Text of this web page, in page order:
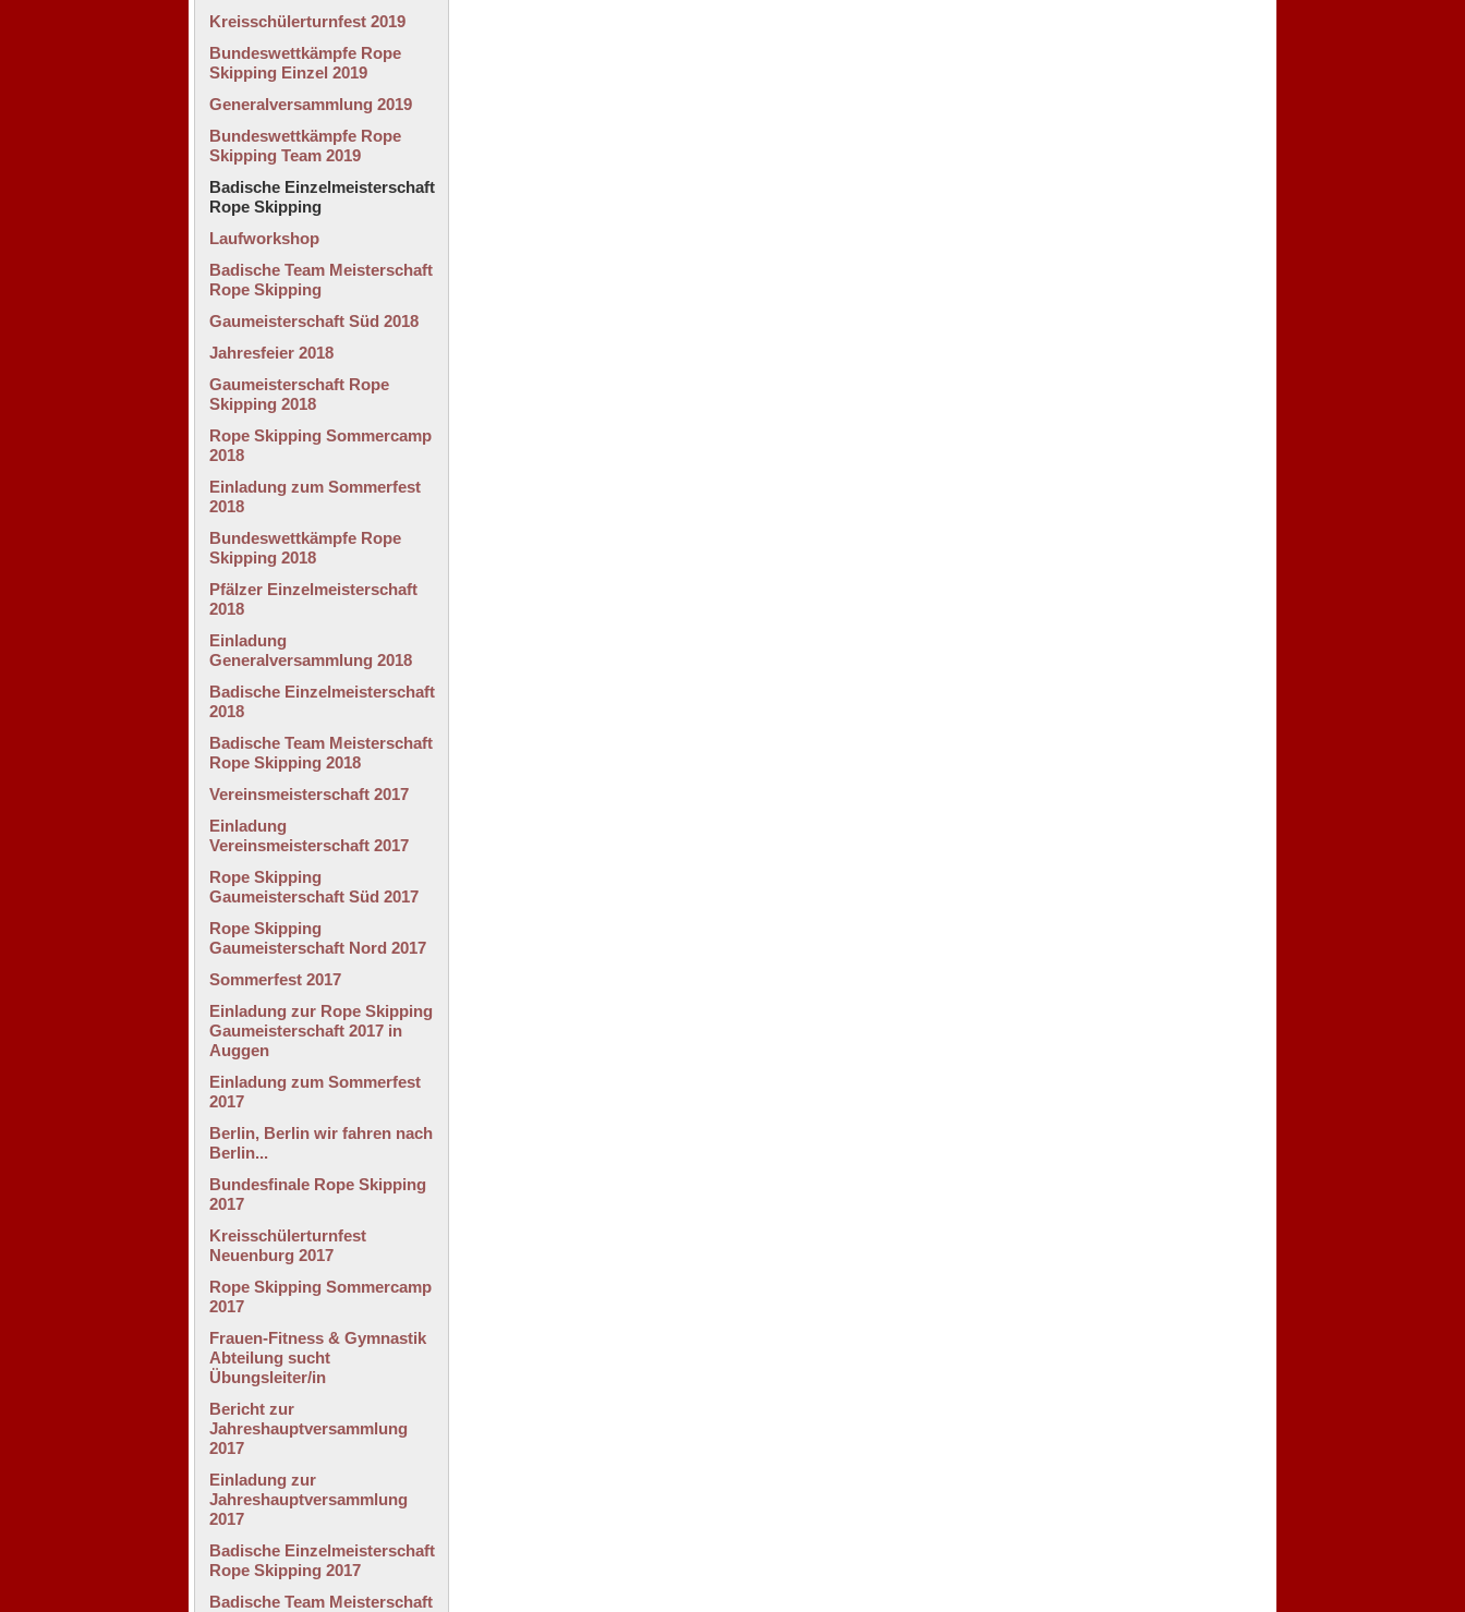
Kreisschülerturnfest 2019
Bundeswettkämpfe Rope
Skipping Einzel 2019
Generalversammlung 2019
Bundeswettkämpfe Rope
Skipping Team 2019
Badische Einzelmeisterschaft
Rope Skipping
Laufworkshop
Badische Team Meisterschaft
Rope Skipping
Gaumeisterschaft Süd 2018
Jahresfeier 2018
Gaumeisterschaft Rope
Skipping 2018
Rope Skipping Sommercamp
2018
Einladung zum Sommerfest
2018
Bundeswettkämpfe Rope
Skipping 2018
Pfälzer Einzelmeisterschaft
2018
Einladung
Generalversammlung 2018
Badische Einzelmeisterschaft
2018
Badische Team Meisterschaft
Rope Skipping 2018
Vereinsmeisterschaft 2017
Einladung
Vereinsmeisterschaft 2017
Rope Skipping
Gaumeisterschaft Süd 2017
Rope Skipping
Gaumeisterschaft Nord 2017
Sommerfest 2017
Einladung zur Rope Skipping
Gaumeisterschaft 2017 in
Auggen
Einladung zum Sommerfest
2017
Berlin, Berlin wir fahren nach
Berlin...
Bundesfinale Rope Skipping
2017
Kreisschülerturnfest
Neuenburg 2017
Rope Skipping Sommercamp
2017
Frauen-Fitness & Gymnastik
Abteilung sucht
Übungsleiter/in
Bericht zur
Jahreshauptversammlung
2017
Einladung zur
Jahreshauptversammlung
2017
Badische Einzelmeisterschaft
Rope Skipping 2017
Badische Team Meisterschaft